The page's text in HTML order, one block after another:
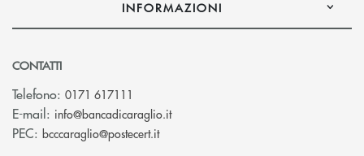
INFORMAZIONI
CONTATTI
Telefono: 0171 617111
E-mail: info@bancadicaraglio.it(si apre l’app di posta elettronica)
PEC: bcccaraglio@postecert.it(si apre l’app di posta elettronica)